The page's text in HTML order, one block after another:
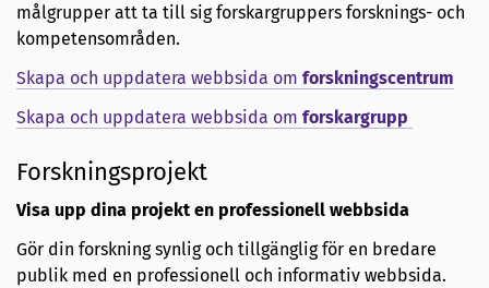
målgrupper att ta till sig forskargruppers forsknings- och
kompetensområden.
Skapa och uppdatera webbsida om forskningscentrum
Skapa och uppdatera webbsida om forskargrupp
Forskningsprojekt
Visa upp dina projekt en professionell webbsida
Gör din forskning synlig och tillgänglig för en bredare
publik med en professionell och informativ webbsida.